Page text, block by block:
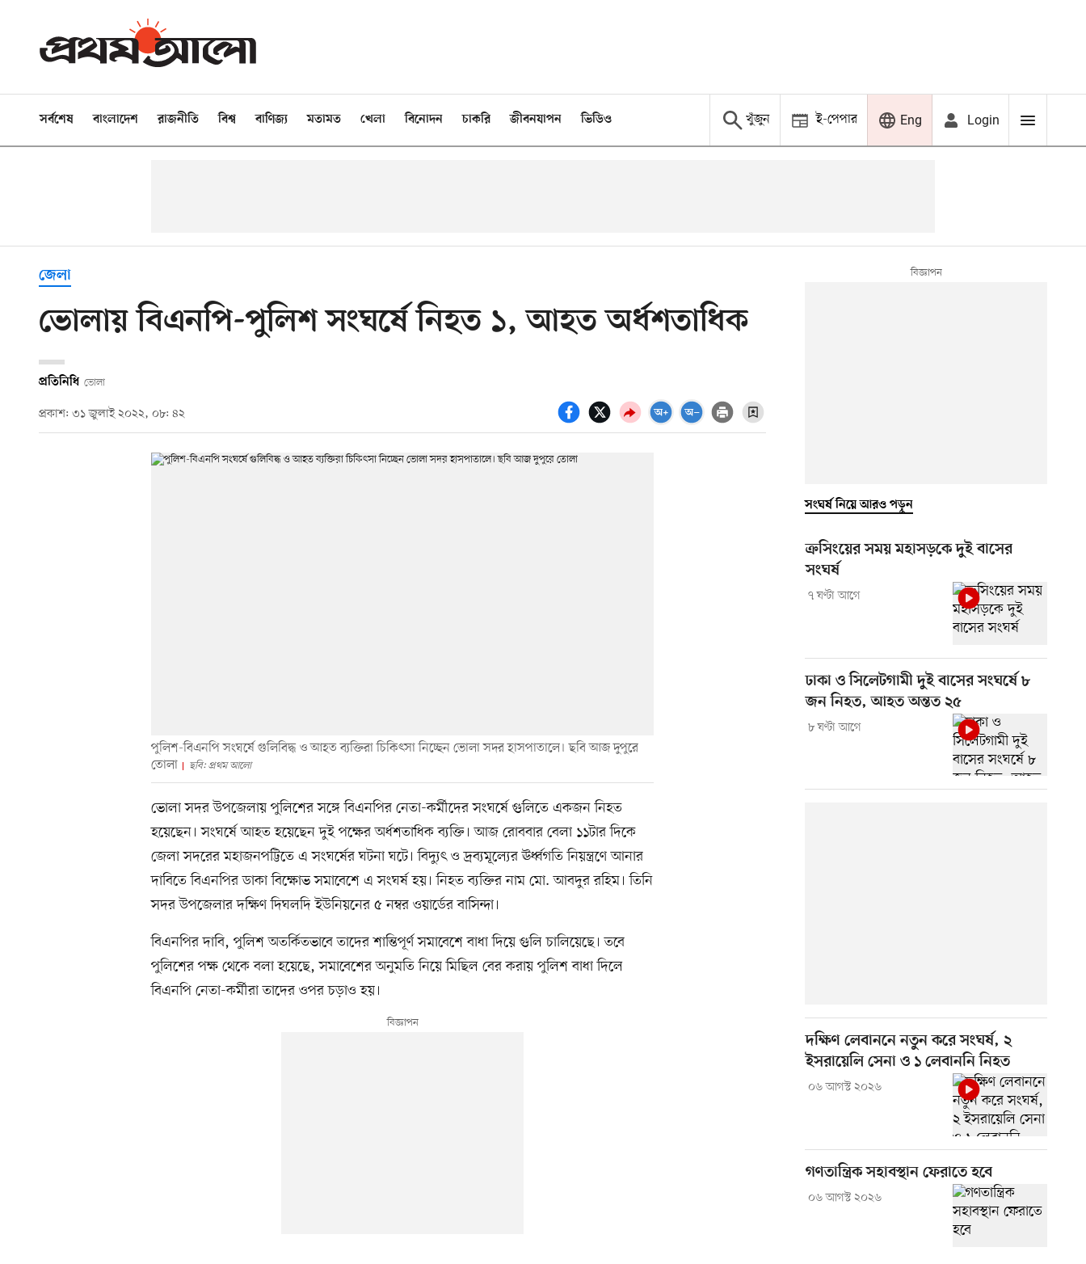
সর্বশেষ বাংলাদেশ রাজনীতি বিশ্ব বাণিজ্য মতামত খেলা বিনোদন চাকরি জীবনযাপন ভিডিও খুঁজুন ই-পেপার Eng Login
জেলা
ভোলায় বিএনপি-পুলিশ সংঘর্ষে নিহত ১, আহত অর্ধশতাধিক
প্রতিনিধি ভোলা
প্রকাশ: ৩১ জুলাই ২০২২, ০৮: ৪২
পুলিশ-বিএনপি সংঘর্ষে গুলিবিদ্ধ ও আহত ব্যক্তিরা চিকিৎসা নিচ্ছেন ভোলা সদর হাসপাতালে। ছবি আজ দুপুরে
তোলা
ছবি: প্রথম আলো
ভোলা সদর উপজেলায় পুলিশের সঙ্গে বিএনপির নেতা-কর্মীদের সংঘর্ষে গুলিতে একজন নিহত
হয়েছেন। সংঘর্ষে আহত হয়েছেন দুই পক্ষের অর্ধশতাধিক ব্যক্তি। আজ রোববার বেলা ১১টার দিকে
জেলা সদরের মহাজনপট্টিতে এ সংঘর্ষের ঘটনা ঘটে। বিদ্যুৎ ও দ্রব্যমূল্যের ঊর্ধ্বগতি নিয়ন্ত্রণে আনার
দাবিতে বিএনপির ডাকা বিক্ষোভ সমাবেশে এ সংঘর্ষ হয়। নিহত ব্যক্তির নাম মো. আবদুর রহিম। তিনি
সদর উপজেলার দক্ষিণ দিঘলদি ইউনিয়নের ৫ নম্বর ওয়ার্ডের বাসিন্দা।
বিএনপির দাবি, পুলিশ অতর্কিতভাবে তাদের শান্তিপূর্ণ সমাবেশে বাধা দিয়ে গুলি চালিয়েছে। তবে
পুলিশের পক্ষ থেকে বলা হয়েছে, সমাবেশের অনুমতি নিয়ে মিছিল বের করায় পুলিশ বাধা দিলে
বিএনপি নেতা-কর্মীরা তাদের ওপর চড়াও হয়।
সংঘর্ষ নিয়ে আরও পড়ুন
ক্রসিংয়ের সময় মহাসড়কে দুই বাসের
সংঘর্ষ
৭ ঘণ্টা আগে
ঢাকা ও সিলেটগামী দুই বাসের সংঘর্ষে ৮
জন নিহত, আহত অন্তত ২৫
৮ ঘণ্টা আগে
দক্ষিণ লেবাননে নতুন করে সংঘর্ষ, ২
ইসরায়েলি সেনা ও ১ লেবাননি নিহত
০৬ আগস্ট ২০২৬
গণতান্ত্রিক সহাবস্থান ফেরাতে হবে
০৬ আগস্ট ২০২৬